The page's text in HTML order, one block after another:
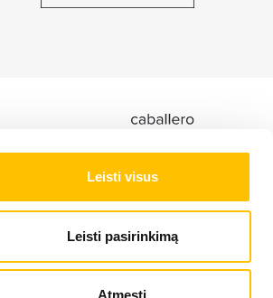
Leisti visus
Leisti pasirinkimą
Atmesti